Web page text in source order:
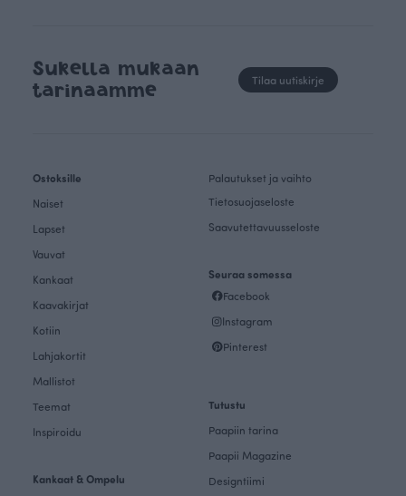
Sukella mukaan
tarinaamme
Tilaa uutiskirje
Ostoksille
Naiset
Lapset
Vauvat
Kankaat
Kaavakirjat
Kotiin
Lahjakortit
Mallistot
Teemat
Inspiroidu
Kankaat & Ompelu
Palautukset ja vaihto
Tietosuojaseloste
Saavutettavuusseloste
Seuraa somessa
Facebook
Instagram
Pinterest
Tutustu
Paapiin tarina
Paapii Magazine
Designtiimi